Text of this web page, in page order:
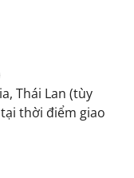
Thái Lan (tùy
thời điểm giao